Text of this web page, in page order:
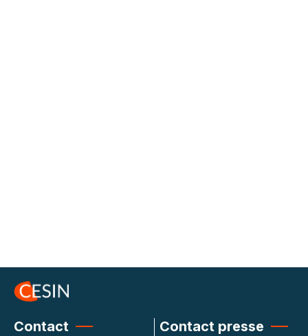
Contact Contact presse